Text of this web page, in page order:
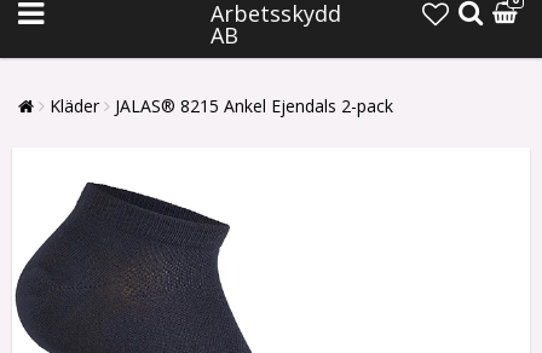
Arbetsskydd
AB
Kläder JALAS® 8215 Ankel Ejendals 2-pack